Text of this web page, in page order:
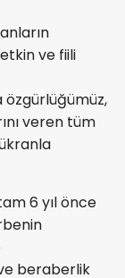
ve fiili
özgürlüğümüz,
veren tüm
6 yıl önce
beraberlik